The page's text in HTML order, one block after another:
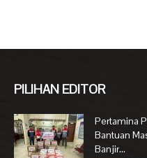
PILIHAN EDITOR
Pertamina
Bantuan
Banjir...